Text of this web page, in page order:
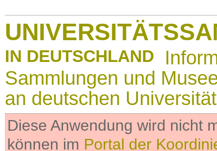
IN DEUTSCHLAND
Sammlungen und
an deutschen
Diese Anwendung wird nicht
können im Portal der